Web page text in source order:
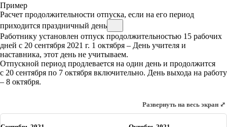
Пример
Расчет продолжительности отпуска, если на его период
приходится праздничный день
Работнику установлен отпуск продолжительностью 15 рабочих
дней с 20 сентября 2021 г. 1 октября – День учителя и
наставника, этот день не учитываем.
Отпускной период продлевается на один день и продолжится
с 20 сентября по 7 октября включительно. День выхода на работу
– 8 октября.
Развернуть на весь экран ⤢